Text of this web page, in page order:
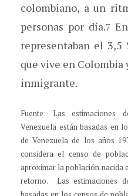
colombiano, a un
personas por día.7
representaban el
que vive en Colombia
inmigrante.
Fuente: Las estimaciones
Venezuela están basadas en
de Venezuela de los años
considera el censo de
aproximar la población nacida
retorno. Las estimaciones